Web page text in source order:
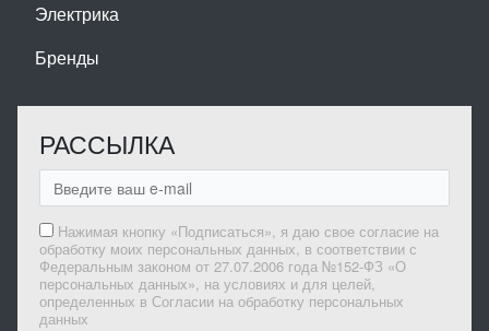
Электрика
Бренды
РАССЫЛКА
Нажимая кнопку «Подписаться», я даю свое согласие на
обработку моих персональных данных, в соответствии с
Федеральным законом от 27.07.2006 года №152-ФЗ «О
персональных данных», на условиях и для целей,
определенных в Согласии на обработку персональных
данных